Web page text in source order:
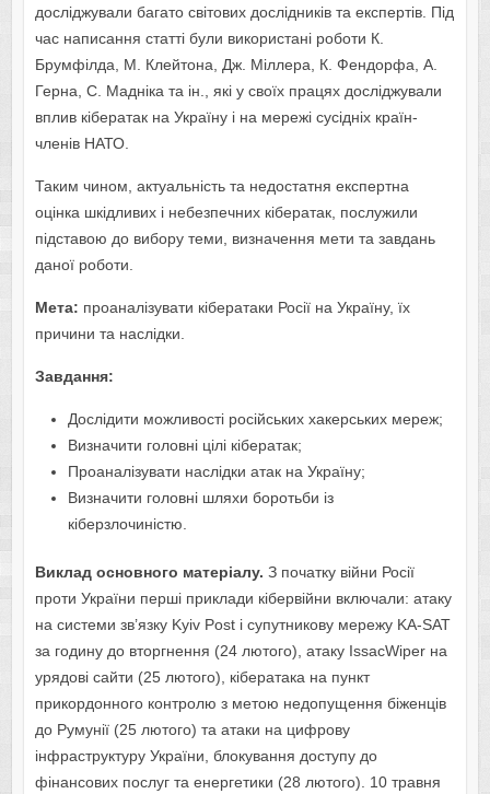
досліджували багато світових дослідників та експертів. Під
час написання статті були використані роботи К.
Брумфілда, М. Клейтона, Дж. Міллера, К. Фендорфа, А.
Герна, С. Мадніка та ін., які у своїх працях досліджували
вплив кібератак на Україну і на мережі сусідніх країн-
членів НАТО.
Таким чином, актуальність та недостатня експертна
оцінка шкідливих і небезпечних кібератак, послужили
підставою до вибору теми, визначення мети та завдань
даної роботи.
Мета: проаналізувати кібератаки Росії на Україну, їх
причини та наслідки.
Завдання:
Дослідити можливості російських хакерських мереж;
Визначити головні цілі кібератак;
Проаналізувати наслідки атак на Україну;
Визначити головні шляхи боротьби із
кіберзлочиністю.
Виклад основного матеріалу. З початку війни Росії
проти України перші приклади кібервійни включали: атаку
на системи зв’язку Kyiv Post і супутникову мережу KA-SAT
за годину до вторгнення (24 лютого), атаку IssacWiper на
урядові сайти (25 лютого), кібератака на пункт
прикордонного контролю з метою недопущення біженців
до Румунії (25 лютого) та атаки на цифрову
інфраструктуру України, блокування доступу до
фінансових послуг та енергетики (28 лютого). 10 травня